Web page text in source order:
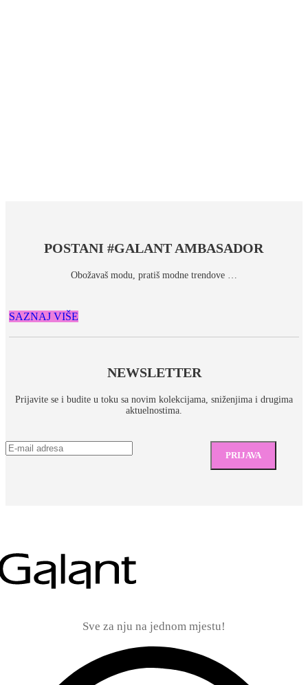
POSTANI #GALANT AMBASADOR
Obožavaš modu, pratiš modne trendove …
SAZNAJ VIŠE
NEWSLETTER
Prijavite se i budite u toku sa novim kolekcijama, sniženjima i drugima
aktuelnostima.
Sve za nju na jednom mjestu!